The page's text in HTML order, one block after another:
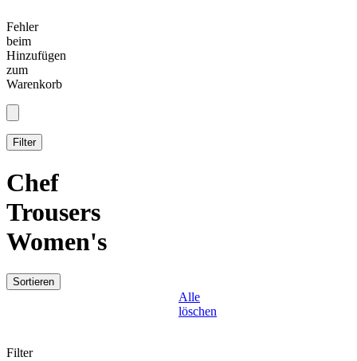
Fehler
beim
Hinzufügen
zum
Warenkorb
Filter
Chef
Trousers
Women's
Sortieren
Alle
löschen
Filter